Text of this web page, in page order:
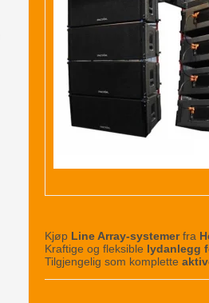
Kjøp Line Array-systemerfra
Kraftige og fleksible lydanlegg
Tilgjengelig som komplette